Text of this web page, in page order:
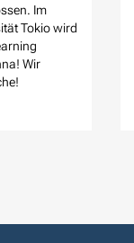
Im
Tokio wird
Wir